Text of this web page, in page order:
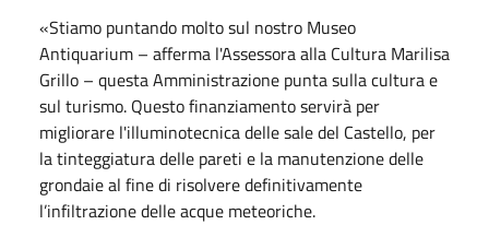
«Stiamo puntando molto sul nostro Museo
Antiquarium – afferma l'Assessora alla Cultura Marilisa
Grillo – questa Amministrazione punta sulla cultura e
sul turismo. Questo finanziamento servirà per
migliorare l'illuminotecnica delle sale del Castello, per
la tinteggiatura delle pareti e la manutenzione delle
grondaie al fine di risolvere definitivamente
l’infiltrazione delle acque meteoriche.